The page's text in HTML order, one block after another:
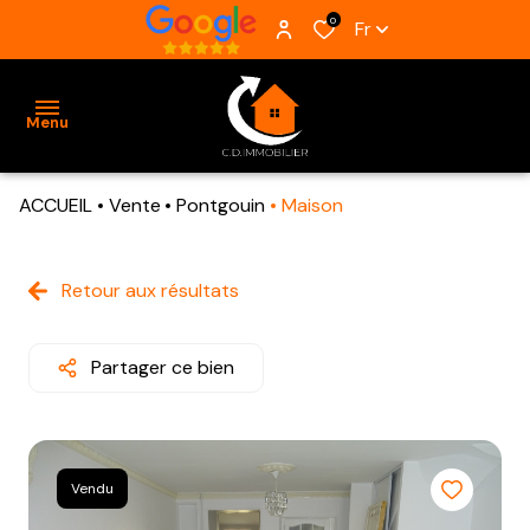
0 Fr
Menu
VENTES
VENDUS
ALERTE
E-MAIL
ACCUEIL Vente Pontgouin Maison
Retour aux résultats
Partager ce bien
Vendu